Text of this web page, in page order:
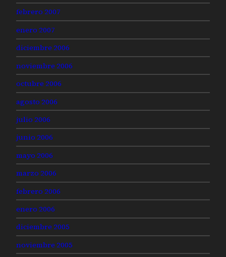
febrero 2007
enero 2007
diciembre 2006
noviembre 2006
octubre 2006
agosto 2006
julio 2006
junio 2006
mayo 2006
marzo 2006
febrero 2006
enero 2006
diciembre 2005
noviembre 2005